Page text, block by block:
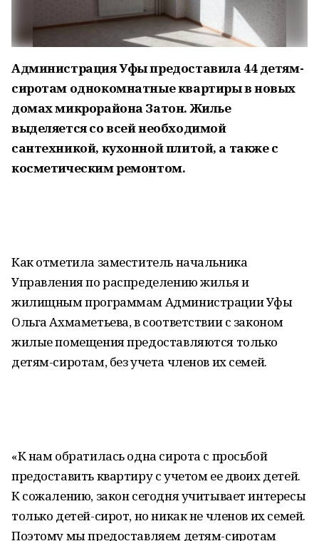
Администрация Уфы предоставила 44 детям-
сиротам однокомнатные квартиры в новых
домах микрорайона Затон. Жилье
выделяется со всей необходимой
сантехникой, кухонной плитой, а также с
косметическим ремонтом.
Как отметила заместитель начальника
Управления по распределению жилья и
жилищным программам Администрации Уфы
Ольга Ахмаметьева, в соответствии с законом
жилые помещения предоставляются только
детям-сиротам, без учета членов их семей.
«К нам обратилась одна сирота с просьбой
предоставить квартиру с учетом ее двоих детей.
К сожалению, закон сегодня учитывает интересы
только детей-сирот, но никак не членов их семей.
Поэтому мы предоставляем детям-сиротам